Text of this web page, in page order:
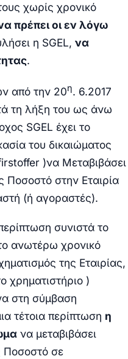
χωρίς χρονικό
πρέπει οι εν λόγω
η SGEL, να
.
από την 20η. 6.2017
τη λήξη του ως άνω
SGEL έχει το
του δικαιώματος
offer )να Μεταβιβάσει
Ποσοστό στην Εταιρία
(ή αγοραστές).
συνιστά το
ανωτέρω χρονικό
της Εταιρίας,
χρηματιστήριο )
στη σύμβαση
τέτοια περίπτωση η
να μεταβιβάσει
Ποσοστό σε